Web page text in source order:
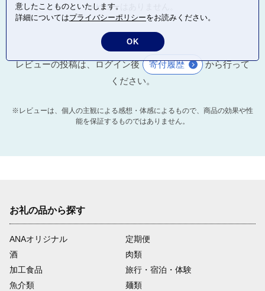
レビューはありません。
レビューの投稿は、ログイン後 寄付履歴
から行って
ください。
※レビューは、個人の主観による感想・体感によるもので、商品の効果や性
能を保証するものではありません。
お礼の品から探す
ANAオリジナル
定期便
酒
肉類
加工食品
旅行・宿泊・体験
魚介類
麺類
意したことものといたします。
詳細についてはプライバシーポリシーをお読みください。
OK